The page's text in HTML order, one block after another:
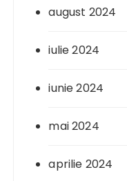
august 2024
iulie 2024
iunie 2024
mai 2024
aprilie 2024